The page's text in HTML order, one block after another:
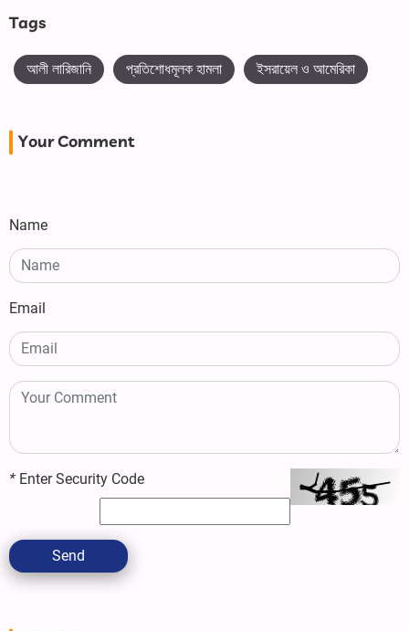
Tags
আলী লারিজানি প্রতিশোধমূলক হামলা ইসরায়েল ও আমেরিকা
Your Comment
Name
Email
* Enter Security Code
Send